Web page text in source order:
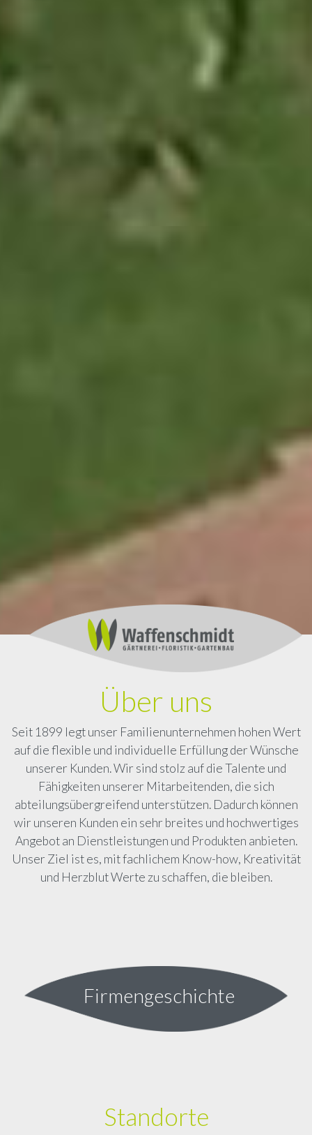
Über uns
Seit 1899 legt unser Familienunternehmen hohen Wert
auf die flexible und individuelle Erfüllung der Wünsche
unserer Kunden. Wir sind stolz auf die Talente und
Fähigkeiten unserer Mitarbeitenden, die sich
abteilungsübergreifend unterstützen. Dadurch können
wir unseren Kunden ein sehr breites und hochwertiges
Angebot an Dienstleistungen und Produkten anbieten.
Unser Ziel ist es, mit fachlichem Know-how, Kreativität
und Herzblut Werte zu schaffen, die bleiben.
Firmengeschichte
Standorte